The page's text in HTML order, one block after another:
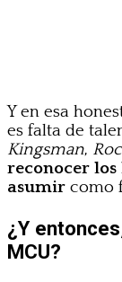
Y en esa
es falta de
Kingsman,
reconocer
asumir como
¿Y
MCU?